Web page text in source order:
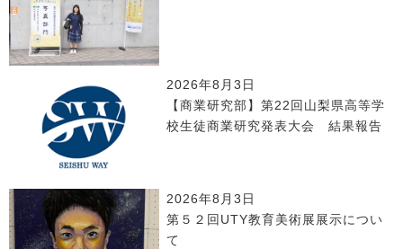
2026年8月3日
【商業研究部】第22回山梨県高等学
校生徒商業研究発表大会 結果報告
2026年8月3日
第５２回UTY教育美術展展示につい
て